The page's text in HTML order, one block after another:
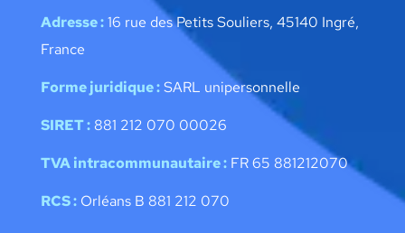
Adresse :16 rue des Petits Souliers, 45140 Ingré,
France
Forme juridique :SARL unipersonnelle
SIRET : 881 212 070 00026
TVA intracommunautaire : FR 65 881212070
RCS : Orléans B 881 212 070